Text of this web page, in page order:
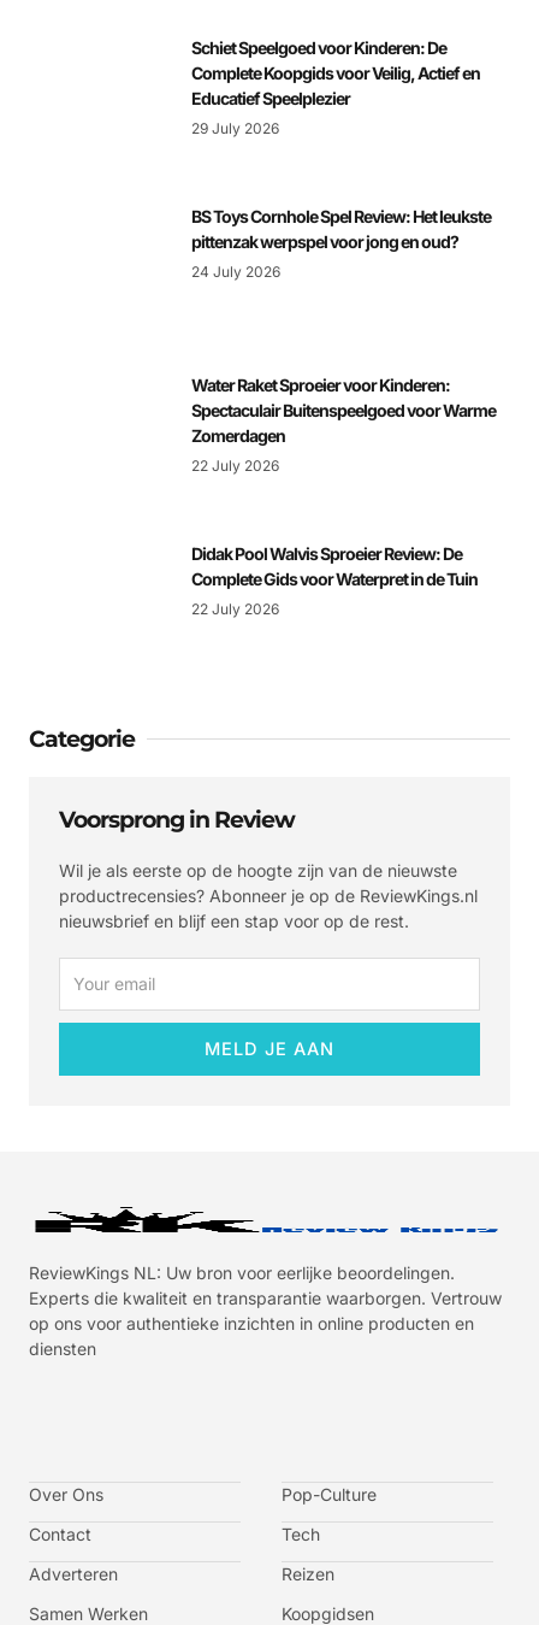
Schiet Speelgoed voor Kinderen: De
Complete Koopgids voor Veilig, Actief en
Educatief Speelplezier
29 July 2026
BS Toys Cornhole Spel Review: Het leukste
pittenzak werpspel voor jong en oud?
24 July 2026
Water Raket Sproeier voor Kinderen:
Spectaculair Buitenspeelgoed voor Warme
Zomerdagen
22 July 2026
Didak Pool Walvis Sproeier Review: De
Complete Gids voor Waterpret in de Tuin
22 July 2026
Categorie
Voorsprong in Review
Wil je als eerste op de hoogte zijn van de nieuwste
productrecensies? Abonneer je op de ReviewKings.nl
nieuwsbrief en blijf een stap voor op de rest.
MELD JE AAN
ReviewKings NL: Uw bron voor eerlijke beoordelingen.
Experts die kwaliteit en transparantie waarborgen. Vertrouw
op ons voor authentieke inzichten in online producten en
diensten
-
f
a
c
e
o
o
-
t
w
i
t
e
r
-
s
g
r
m
-
u
b
Over Ons
Contact
Adverteren
Samen Werken
Pop-Culture
Tech
Reizen
Koopgidsen